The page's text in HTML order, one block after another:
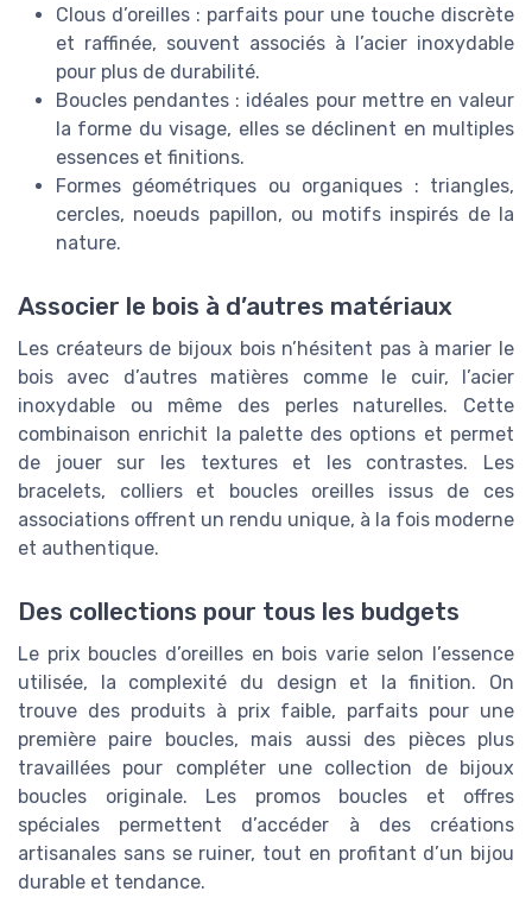
Clous d’oreilles : parfaits pour une touche discrète
et raffinée, souvent associés à l’acier inoxydable
pour plus de durabilité.
Boucles pendantes : idéales pour mettre en valeur
la forme du visage, elles se déclinent en multiples
essences et finitions.
Formes géométriques ou organiques : triangles,
cercles, noeuds papillon, ou motifs inspirés de la
nature.
Associer le bois à d’autres matériaux
Les créateurs de bijoux bois n’hésitent pas à marier le
bois avec d’autres matières comme le cuir, l’acier
inoxydable ou même des perles naturelles. Cette
combinaison enrichit la palette des options et permet
de jouer sur les textures et les contrastes. Les
bracelets, colliers et boucles oreilles issus de ces
associations offrent un rendu unique, à la fois moderne
et authentique.
Des collections pour tous les budgets
Le prix boucles d’oreilles en bois varie selon l’essence
utilisée, la complexité du design et la finition. On
trouve des produits à prix faible, parfaits pour une
première paire boucles, mais aussi des pièces plus
travaillées pour compléter une collection de bijoux
boucles originale. Les promos boucles et offres
spéciales permettent d’accéder à des créations
artisanales sans se ruiner, tout en profitant d’un bijou
durable et tendance.